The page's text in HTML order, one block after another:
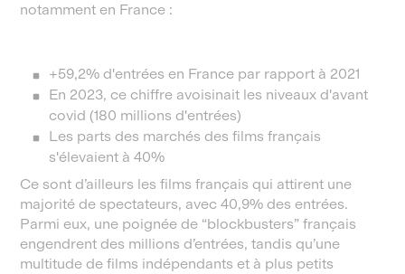
notamment en France :
+59,2% d'entrées en France par rapport à 2021
En 2023, ce chiffre avoisinait les niveaux d'avant
covid (180 millions d'entrées)
Les parts des marchés des films français
s'élevaient à 40%
Ce sont d’ailleurs les films français qui attirent une
majorité de spectateurs, avec 40,9% des entrées.
Parmi eux, une poignée de “blockbusters” français
engendrent des millions d’entrées, tandis qu’une
multitude de films indépendants et à plus petits